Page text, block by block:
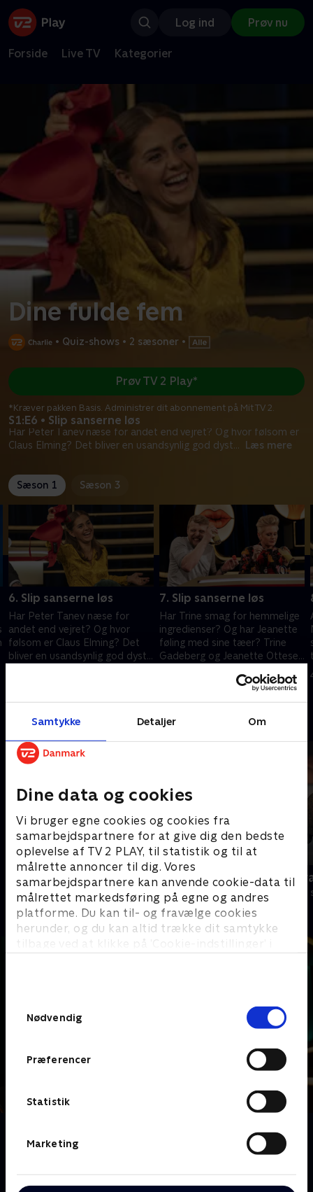
Samtykke Detaljer Om
Dine data og cookies
Vi bruger egne cookies og cookies fra
samarbejdspartnere for at give dig den bedste
oplevelse af TV 2 PLAY, til statistik og til at
målrette annoncer til dig. Vores
samarbejdspartnere kan anvende cookie-data til
målrettet markedsføring på egne og andres
platforme. Du kan til- og fravælge cookies
herunder, og du kan altid trække dit samtykke
tilbage ved at klikke på ’Cookie-indstillinger’ i
Nødvendig
Præferencer
Statistik
Marketing
Log ind Prøv nu
Forside Live TV Kategorier
Dine fulde fem
• Quiz-shows • 2 sæsoner •
S1:E6 • Slip sanserne løs
Har Peter Tanev næse for andet end vejret? Og hvor følsom er
Claus Elming? Det bliver en usandsynlig god dyst... Læs mere
Prøv TV 2 Play*
*Kræver pakken Basis. Administrer dit abonnement på Mit TV 2.
Sæson 1 Sæson 3
6. Slip sanserne løs
Har Peter Tanev næse for
andet end vejret? Og hvor
følsom er Claus Elming? Det
bliver en usandsynlig god dyst
7. Slip sanserne løs
Har Trine smag for hemmelige
ingredienser? Og har Jeanette
føling med sine tæer? Trine
Gadeberg og Jeanette Ottesen
27. september 2020 • 39 min
Andre så også
Ordet er mit
Quiz-shows • 5 sæsoner
Klar med
Quiz-shows •
Sanserne bliver testet på alle tænkelige og
Danmarks mest sanselige quizshow. Her skal kendte